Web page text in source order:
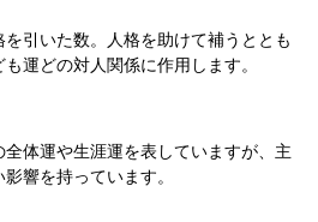
引いた数。人格を助けて補うととも
運どの対人関係に作用します。
体運や生涯運を表していますが、主
響を持っています。